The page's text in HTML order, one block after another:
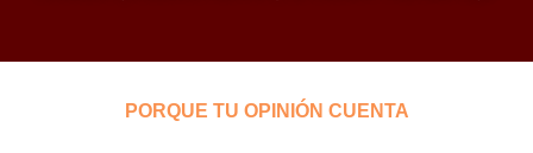
PORQUE TU OPINIÓN CUENTA